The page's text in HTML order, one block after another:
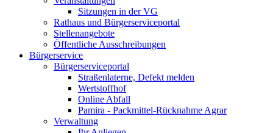
Sitzungen in der VG
Rathaus und Bürgerserviceportal
Stellenangebote
Öffentliche Ausschreibungen
Bürgerservice
Bürgerserviceportal
Straßenlaterne, Defekt melden
Wertstoffhof
Online Abfall
Pamira - Packmittel-Rücknahme Agrar
Verwaltung